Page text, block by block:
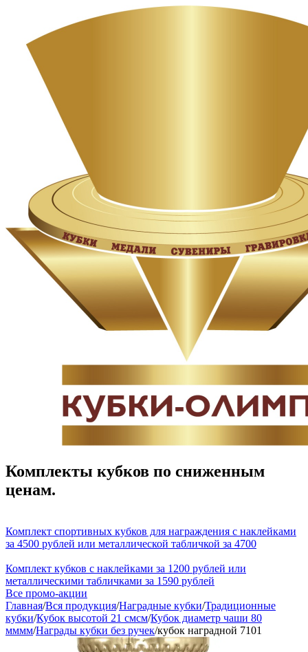
Комплекты кубков по сниженным
ценам.
Комплект спортивных кубков для награждения с наклейками
за 4500 рублей или металлической табличкой за 4700
Комплект кубков с наклейками за 1200 рублей или
металлическими табличками за 1590 рублей
Все промо-акции
Главная/Вся продукция/Наградные кубки/Традиционные
кубки/Кубок высотой 21 смсм/Кубок диаметр чаши 80
мммм/Награды кубки без ручек/кубок наградной 7101